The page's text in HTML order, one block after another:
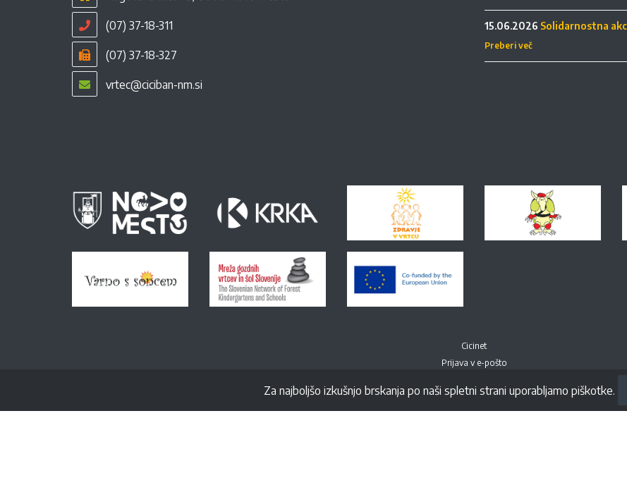
(07) 37-18-311
(07) 37-18-327
vrtec@ciciban-nm.si
15.06.2026 Solidarnostna
Preberi več
Cicinet
Prijava v e-pošto
Za najboljšo izkušnjo brskanja po naši spletni strani uporabljamo piškotke.